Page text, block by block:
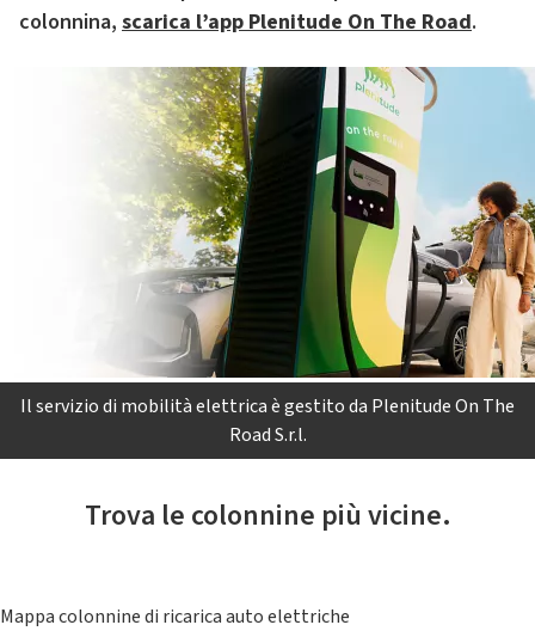
colonnina, scarica l’app Plenitude On The Road.
Il servizio di mobilità elettrica è gestito da Plenitude On The
Road S.r.l.
Trova le colonnine più vicine.
Mappa colonnine di ricarica auto elettriche